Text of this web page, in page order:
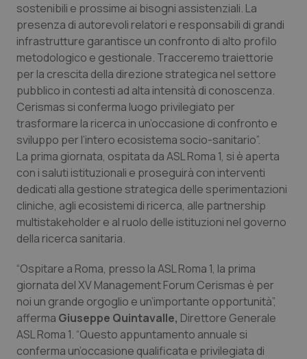
Quotidiano Chirurgia
Quotidiano Oncologia
Quotidiano Pediatria
Rene & patologie urogenitali
Salute orale & impianti
Sangue & coagulazione
Tiroide
Tumore al seno
Tumore ovarico
Tumori del Polmone & Testa Collo
sostenibili e prossime ai bisogni assistenziali. La
presenza di autorevoli relatori e responsabili di grandi
infrastrutture garantisce un confronto di alto profilo
metodologico e gestionale. Tracceremo traiettorie
per la crescita della direzione strategica nel settore
pubblico in contesti ad alta intensità di conoscenza.
Cerismas si conferma luogo privilegiato per
trasformare la ricerca in un’occasione di confronto e
sviluppo per l’intero ecosistema socio-sanitario”.
La prima giornata, ospitata da ASL Roma 1, si è aperta
con i saluti istituzionali e proseguirà con interventi
dedicati alla gestione strategica delle sperimentazioni
cliniche, agli ecosistemi di ricerca, alle partnership
multistakeholder e al ruolo delle istituzioni nel governo
della ricerca sanitaria.
“Ospitare a Roma, presso la ASL Roma 1, la prima
giornata del XV Management Forum Cerismas è per
noi un grande orgoglio e un’importante opportunità”,
afferma Giuseppe Quintavalle, Direttore Generale
ASL Roma 1. “Questo appuntamento annuale si
conferma un’occasione qualificata e privilegiata di